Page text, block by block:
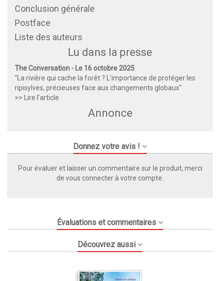
Conclusion générale
Postface
Liste des auteurs
Lu dans la presse
The Conversation - Le 16 octobre 2025
"La rivière qui cache la forêt ? L’importance de protéger les
ripisylves, précieuses face aux changements globaux"
>> Lire l'article
Annonce
Donnez votre avis !
Pour évaluer et laisser un commentaire sur le produit, merci
de vous connecter à votre compte.
Évaluations et commentaires
Découvrez aussi